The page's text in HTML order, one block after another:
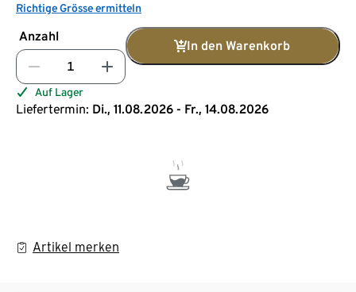
Richtige Grösse ermitteln
Anzahl
In den Warenkorb
Auf Lager
Liefertermin: Di., 11.08.2026 - Fr., 14.08.2026
Artikel merken